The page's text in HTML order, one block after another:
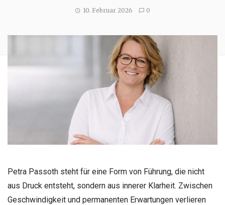
10. Februar 2026 0
Petra Passoth steht für eine Form von Führung, die nicht
aus Druck entsteht, sondern aus innerer Klarheit. Zwischen
Geschwindigkeit und permanenten Erwartungen verlieren